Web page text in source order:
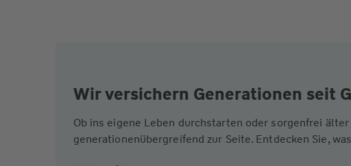
Wir versichern Generationen seit
Ob ins eigene Leben durchstarten oder sorgenfrei
generationenübergreifend zur Seite. Entdecken Sie,